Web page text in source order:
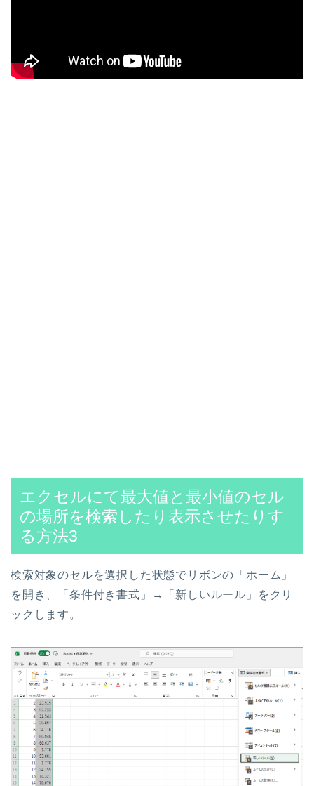
エクセルにて最大値と最小値のセル
の場所を検索したり表示させたりす
る方法3
検索対象のセルを選択した状態で リボンの「ホーム」
を開き、
「条件付き書式」→「新しいルール」
をクリ
ックします。